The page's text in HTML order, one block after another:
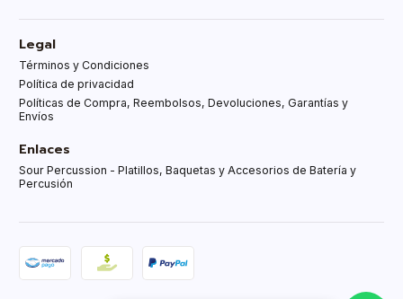
Legal
Términos y Condiciones
Política de privacidad
Políticas de Compra, Reembolsos, Devoluciones, Garantías y
Envíos
Enlaces
Sour Percussion - Platillos, Baquetas y Accesorios de Batería y
Percusión